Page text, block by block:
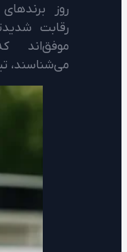
روز
رقابت
موفق‌اند
می‌شناسند،